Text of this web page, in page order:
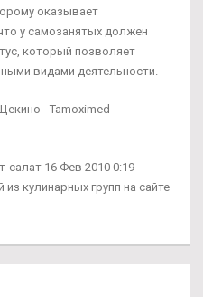
оказывает
у самозанятых должен
который позволяет
видами деятельности.
- Tamoximed
16 Фев 2010 0:19
кулинарных групп на сайте